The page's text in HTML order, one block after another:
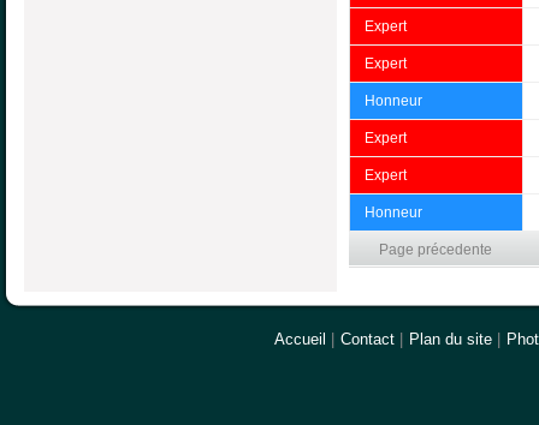
Expert
Expert
Honneur
Expert
Expert
Honneur
Page précedente
Accueil Contact Plan du site